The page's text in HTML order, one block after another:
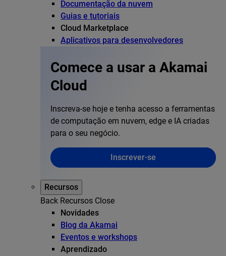
Documentação da nuvem
Guias e tutoriais
Cloud Marketplace
Aplicativos para desenvolvedores
Comece a usar a Akamai
Cloud
Inscreva-se hoje e tenha acesso a ferramentas
de computação em nuvem, edge e IA criadas
para o seu negócio.
Inscrever-se
Recursos
Back Recursos Close
Novidades
Blog da Akamai
Eventos e workshops
Aprendizado